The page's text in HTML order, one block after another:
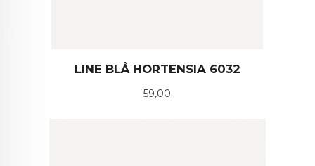
LINE BLÅ HORTENSIA 6032
Pris
59,00